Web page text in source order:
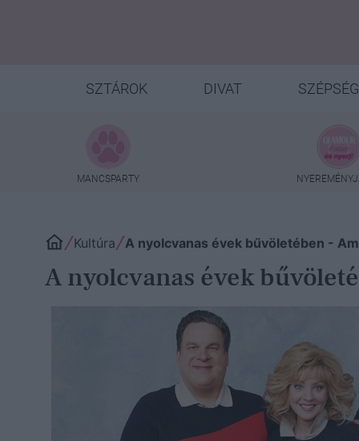
SZTÁROK DIVAT SZÉPSÉG
MANCSPARTY
Kultúra A nyolcvanas évek bűvöletében -
A nyolcvanas évek